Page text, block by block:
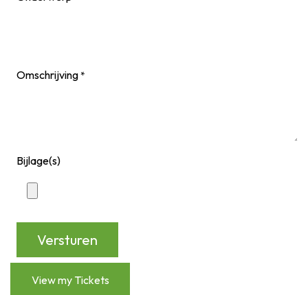
Omschrijving*
Bijlage(s)
Versturen
View my Tickets